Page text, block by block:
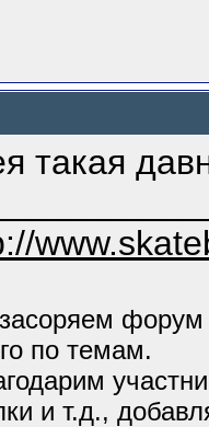
такая
по темам.
и т.д.,